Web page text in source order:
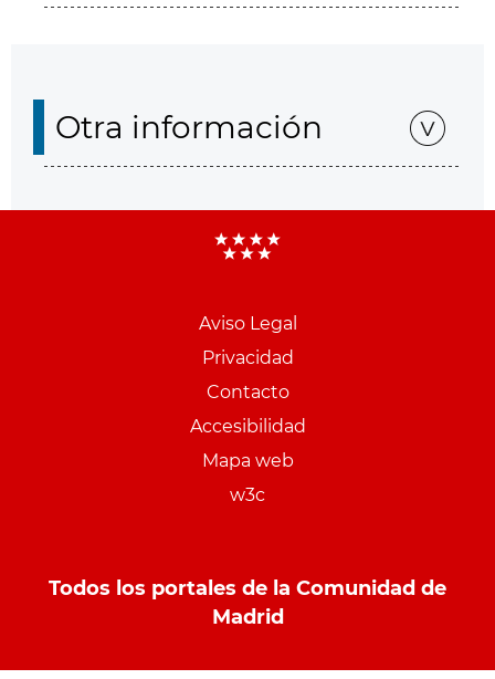
Otra información
Aviso Legal
Privacidad
Contacto
Accesibilidad
Mapa web
w3c
Todos los portales de la Comunidad de
Madrid